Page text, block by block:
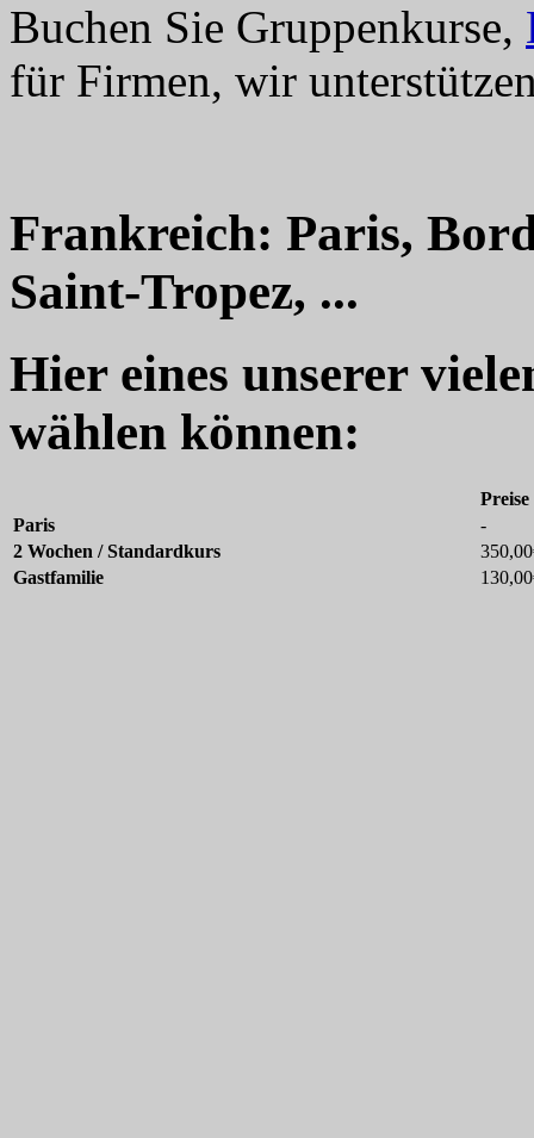
Buchen Sie Gruppenkurse,
für Firmen, wir
Frankreich: Paris,
Saint-Tropez, ...
Hier eines unserer
wählen können:
Preise
Paris
-
2 Wochen / Standardkurs
Gastfamilie